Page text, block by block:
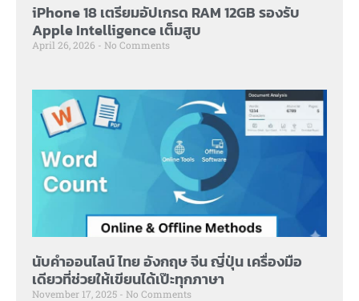
iPhone 18 เตรียมอัปเกรด RAM 12GB รองรับ
Apple Intelligence เต็มสูบ
April 26, 2026 No Comments
นับคำออนไลน์ ไทย อังกฤษ จีน ญี่ปุ่น เครื่องมือ
เดียวที่ช่วยให้เขียนได้เป๊ะทุกภาษา
November 17, 2025 No Comments